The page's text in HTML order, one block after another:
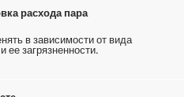
расхода пара
в зависимости от вида
ее загрязненности.